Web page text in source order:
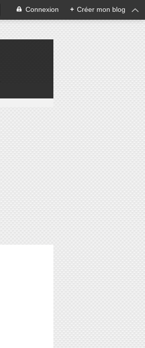
Connexion + Créer mon blog